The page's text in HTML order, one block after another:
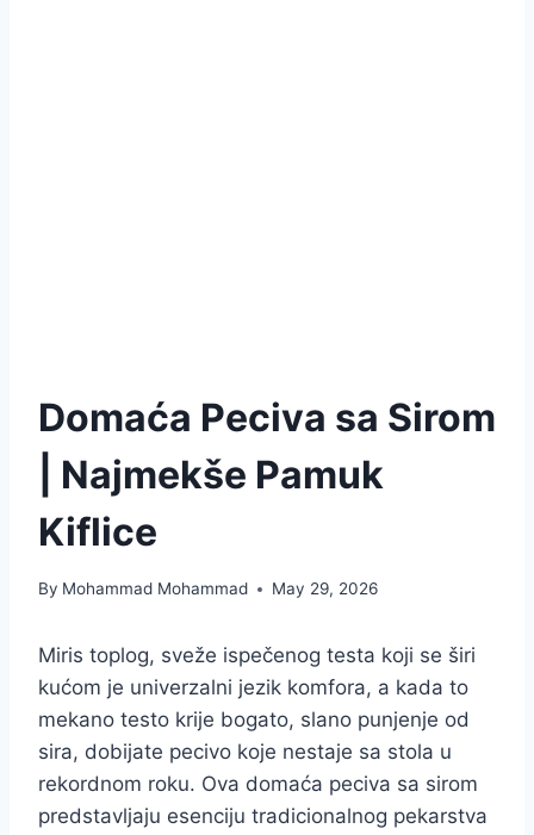
Domaća Peciva sa Sirom
| Najmekše Pamuk
Kiflice
By Mohammad Mohammad May 29, 2026
Miris toplog, sveže ispečenog testa koji se širi
kućom je univerzalni jezik komfora, a kada to
mekano testo krije bogato, slano punjenje od
sira, dobijate pecivo koje nestaje sa stola u
rekordnom roku. Ova domaća peciva sa sirom
predstavljaju esenciju tradicionalnog pekarstva